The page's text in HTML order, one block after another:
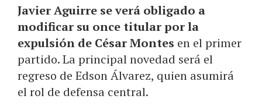
Javier Aguirre se verá obligado a
modificar su once titular por la
expulsión de César Montes en el primer
partido. La principal novedad será el
regreso de Edson Álvarez, quien asumirá
el rol de defensa central.